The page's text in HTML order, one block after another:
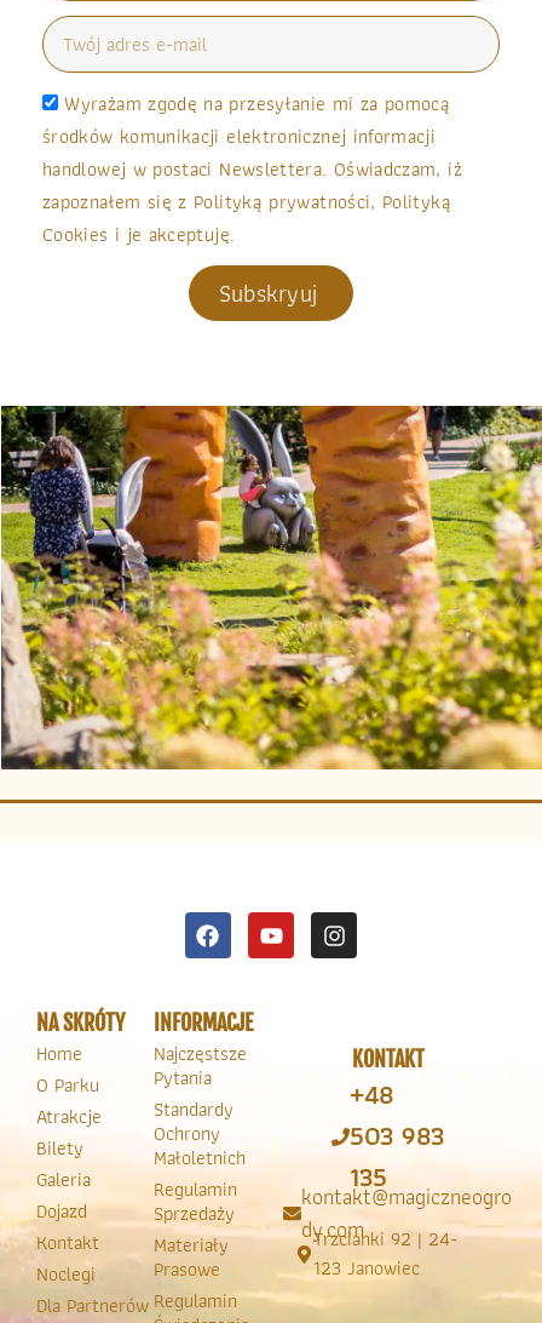
Wyrażam zgodę na przesyłanie mi za pomocą
środków komunikacji elektronicznej informacji
handlowej w postaci Newslettera. Oświadczam, iż
zapoznałem się z Polityką prywatności, Polityką
Cookies i je akceptuję.
Subskryuj
NA SKRÓTY
Home
O Parku
Atrakcje
Bilety
Galeria
Dojazd
Kontakt
Noclegi
Dla Partnerów
INFORMACJE
Najczęstsze
Pytania
Standardy
Ochrony
Małoletnich
Regulamin
Sprzedaży
Materiały
Prasowe
Regulamin
KONTAKT
+48
503 983
135
kontakt@magiczneogro
dy.com
Trzcianki 92 | 24-
123 Janowiec